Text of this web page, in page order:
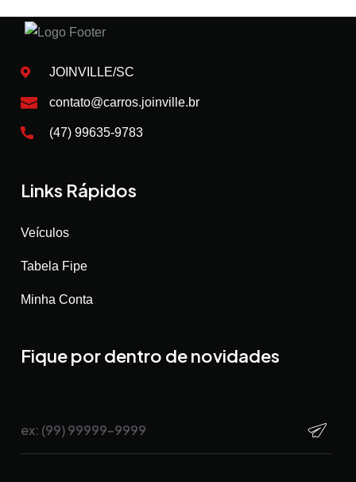
JOINVILLE/SC
contato@carros.joinville.br
(47) 99635-9783
Links Rápidos
Veículos
Tabela Fipe
Minha Conta
Fique por dentro de novidades